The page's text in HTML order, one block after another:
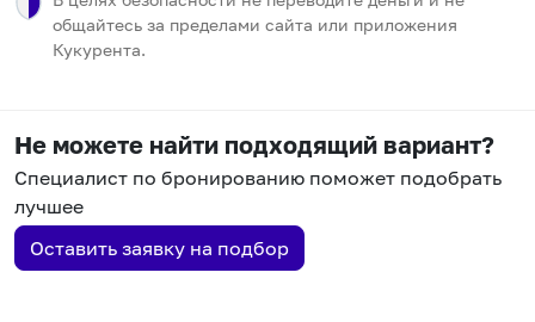
общайтесь за пределами сайта или приложения
Кукурента.
Не можете найти подходящий вариант?
Специалист по бронированию поможет подобрать
лучшее
Оставить заявку на подбор